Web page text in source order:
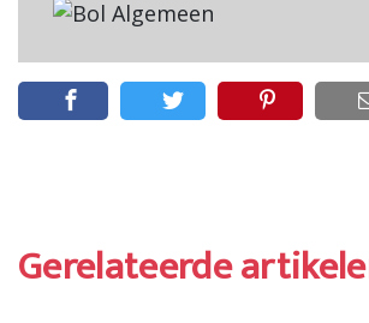
Gerelateerde